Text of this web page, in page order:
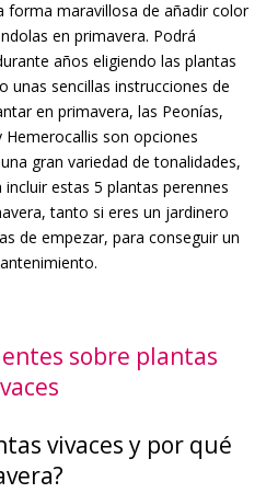
forma maravillosa de añadir color
en primavera. Podrá
años eligiendo las plantas
unas sencillas instrucciones de
en primavera, las Peonías,
Hemerocallis son opciones
gran variedad de tonalidades,
estas 5 plantas perennes
tanto si eres un jardinero
de empezar, para conseguir un
sobre plantas
vivaces y por qué